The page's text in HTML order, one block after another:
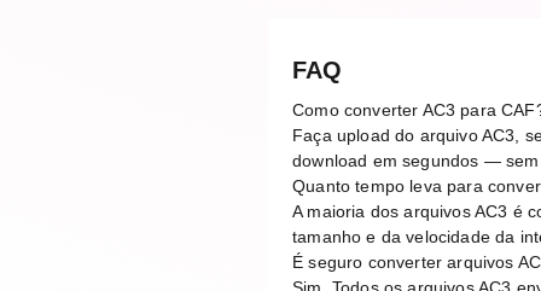
FAQ
Como converter AC3 para
Faça upload do arquivo AC3,
download em segundos —
Quanto tempo leva para
A maioria dos arquivos AC3 é
tamanho e da velocidade da
É seguro converter arquivos